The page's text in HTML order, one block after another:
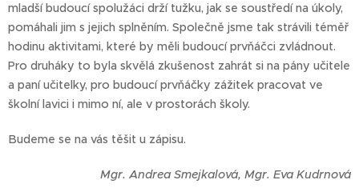
mladší budoucí spolužáci drží tužku, jak se soustředí na úkoly,
pomáhali jim s jejich splněním. Společně jsme tak strávili téměř
hodinu aktivitami, které by měli budoucí prvňáčci zvládnout.
Pro druháky to byla skvělá zkušenost zahrát si na pány učitele
a paní učitelky, pro budoucí prvňáčky zážitek pracovat ve
školní lavici i mimo ní, ale v prostorách školy.
Budeme se na vás těšit u zápisu.
Mgr. Andrea Smejkalová, Mgr. Eva Kudrnová